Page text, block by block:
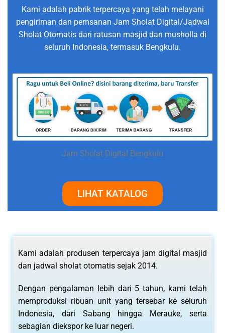
Kami adalah pabrik terpercaya yang telah melayani
pengiriman dan pemsanan Jam Sholat Digital/Jadwal
Sholat Otomatis dari ratusan masjid dan musholla di
seluruh Indonesia, termasuk Bengkulu.
Jam Sholat Digital Bengkulu
LIHAT KATALOG
Kami adalah produsen terpercaya jam digital masjid
dan jadwal sholat otomatis sejak 2014.
Dengan pengalaman lebih dari 5 tahun, kami telah
memproduksi ribuan unit yang tersebar ke seluruh
Indonesia, dari Sabang hingga Merauke, serta
sebagian diekspor ke luar negeri.